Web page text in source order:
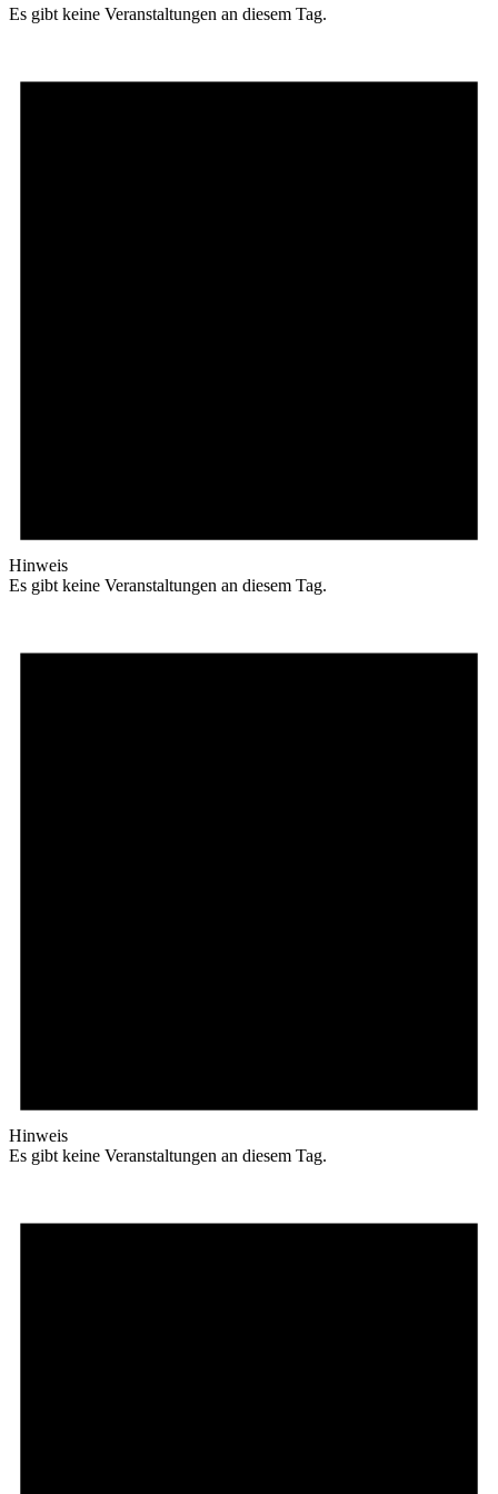
Es gibt keine Veranstaltungen an diesem Tag.
Hinweis
Es gibt keine Veranstaltungen an diesem Tag.
Hinweis
Es gibt keine Veranstaltungen an diesem Tag.